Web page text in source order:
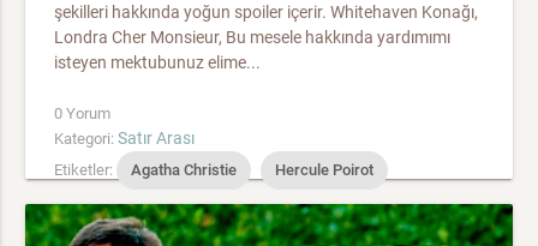
şekilleri hakkında yoğun spoiler içerir. Whitehaven Konağı,
Londra Cher Monsieur, Bu mesele hakkında yardımımı
isteyen mektubunuz elime...
0 Yorum
Kategori: Satır Arası
Etiketler: Agatha Christie Hercule Poirot